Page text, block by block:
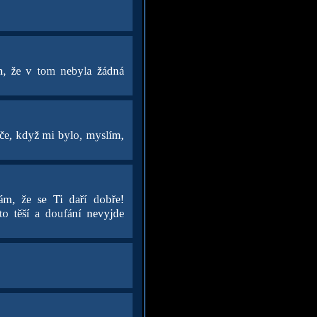
že v tom nebyla žádná
když mi bylo, myslím,
že se Ti daří dobře!
těší a doufání nevyjde